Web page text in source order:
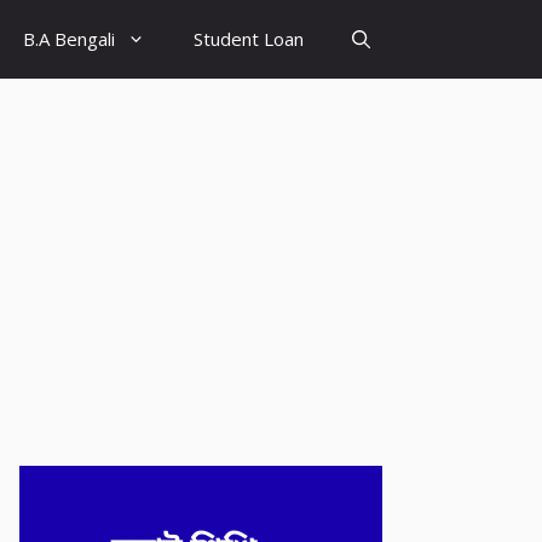
B.A Bengali Student Loan